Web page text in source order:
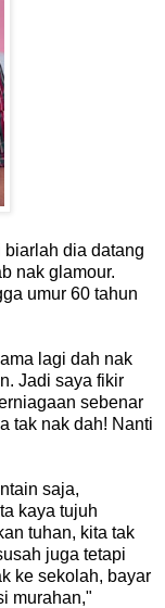
dia datang
nak glamour.
umur 60 tahun
lagi dah nak
Jadi saya fikir
sebenar
tak nak dah! Nanti
saja,
kaya tujuh
tuhan, kita tak
juga tetapi
ke sekolah, bayar
murahan,"